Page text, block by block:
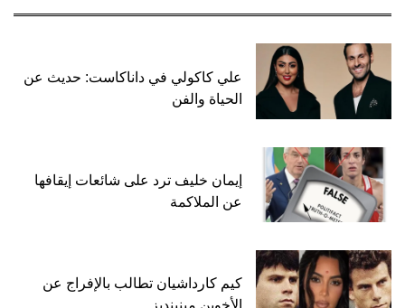
علي كاكولي في داناكاست: حديث عن
الحياة والفن
إيمان خليف ترد على شائعات إيقافها
عن الملاكمة
كيم كارداشيان تطالب بالإفراج عن